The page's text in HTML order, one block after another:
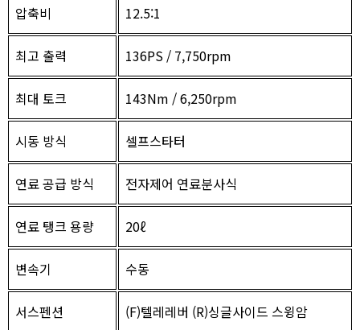
압축비 12.5:1
최고 출력 136PS / 7,750rpm
최대 토크 143Nm / 6,250rpm
시동 방식 셀프스타터
연료 공급 방식 전자제어 연료분사식
연료 탱크 용량 20ℓ
변속기 수동
서스펜션 (F)텔레레버 (R)싱글사이드 스윙암